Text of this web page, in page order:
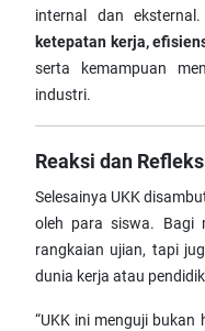
internal dan
ketepatan kerja,
serta kemampuan
industri.
Reaksi dan
Selesainya UKK
oleh para siswa. Bagi
rangkaian ujian, tapi
dunia kerja atau
“UKK ini menguji bukan